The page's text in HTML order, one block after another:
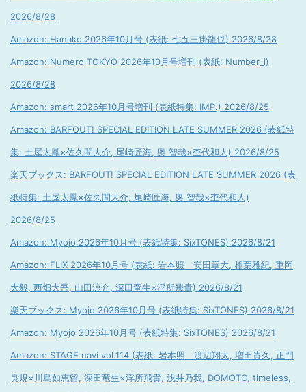
2026/8/28
Amazon: Hanako 2026年10月号 (表紙: 七五三掛龍也) 2026/8/28
Amazon: Numero TOKYO 2026年10月号増刊 (表紙: Number_i)
2026/8/28
Amazon: smart 2026年10月号増刊 (表紙特集: IMP.) 2026/8/25
Amazon: BARFOUT! SPECIAL EDITION LATE SUMMER 2026 (表紙特
集: 土屋太鳳×佐久間大介, 尾崎匠海, 奥 智哉×杢代和人) 2026/8/25
楽天ブックス: BARFOUT! SPECIAL EDITION LATE SUMMER 2026 (表
紙特集: 土屋太鳳×佐久間大介, 尾崎匠海, 奥 智哉×杢代和人)
2026/8/25
Amazon: Myojo 2026年10月号 (表紙特集: SixTONES) 2026/8/21
Amazon: FLIX 2026年10月号 (表紙: 岩本照 安田章大, 相葉雅紀, 重岡
大毅, 西畑大吾, 山田涼介, 深田竜生×浮所飛貴) 2026/8/21
楽天ブックス: Myojo 2026年10月号 (表紙特集: SixTONES) 2026/8/21
Amazon: Myojo 2026年10月号 (表紙特集: SixTONES) 2026/8/21
Amazon: STAGE navi vol.114 (表紙: 岩本照 渡辺翔太, 増田貴久, 正門
良規×川島如恵留, 深田竜生×浮所飛貴, 浅井乃我, DOMOTO, timeless,